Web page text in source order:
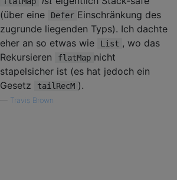
(über eine
Defer Einschränkung des
zugrunde liegenden Typs). Ich dachte
eher an so etwas wie
List , wo das
Rekursieren
flatMap nicht
stapelsicher ist (es hat jedoch ein
Gesetz
tailRecM ).
Travis Brown